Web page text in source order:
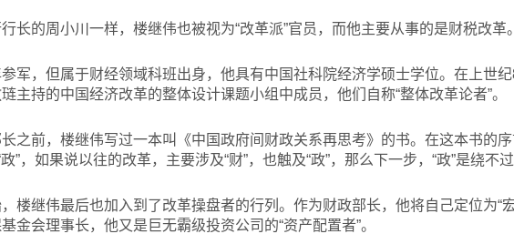
长的周小川一样，楼继伟也被视为“改革派”官员，而他主要从事的是财税改革。
军，但属于财经领域科班出身，他具有中国社科院经济学硕士学位。在上世纪
主持的中国经济改革的整体设计课题小组中成员，他们自称“整体改革论者”。
之前，楼继伟写过一本叫《中国政府间财政关系再思考》的书。在这本书的
”，如果说以往的改革，主要涉及“财”，也触及“政”，那么下一步，“政”是绕不过
楼继伟最后也加入到了改革操盘者的行列。作为财政部长，他将自己定位为“
金会理事长，他又是巨无霸级投资公司的“资产配置者”。